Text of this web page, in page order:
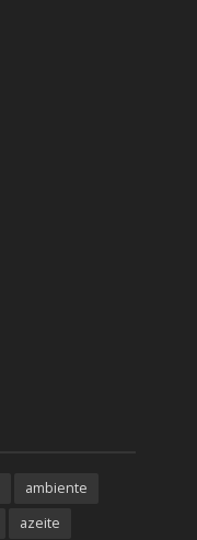
ambiente
azeite